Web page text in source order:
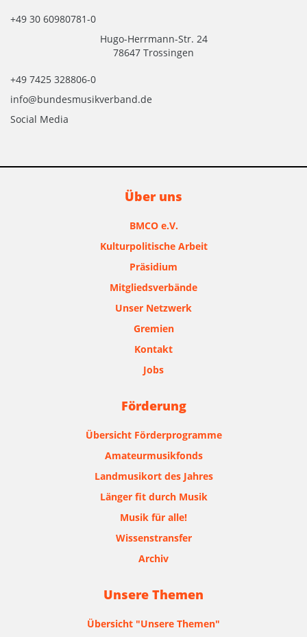
+49 30 60980781-0
Hugo-Herrmann-Str. 24
78647 Trossingen
+49 7425 328806-0
info@bundesmusikverband.de
Social Media
Über uns
BMCO e.V.
Kulturpolitische Arbeit
Präsidium
Mitgliedsverbände
Unser Netzwerk
Gremien
Kontakt
Jobs
Förderung
Übersicht Förderprogramme
Amateurmusikfonds
Landmusikort des Jahres
Länger fit durch Musik
Musik für alle!
Wissenstransfer
Archiv
Unsere Themen
Übersicht "Unsere Themen"